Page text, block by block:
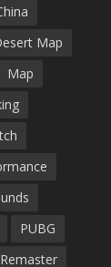
Map
Map
PUBG
Remaster